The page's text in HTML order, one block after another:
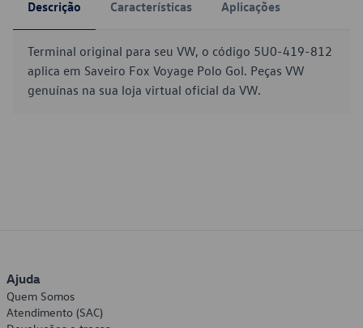
Descrição Características Aplicações
Terminal original para seu VW, o código 5U0-419-812
aplica em Saveiro Fox Voyage Polo Gol. Peças VW
genuínas na sua loja virtual oficial da VW.
Ajuda
Quem Somos
Atendimento (SAC)